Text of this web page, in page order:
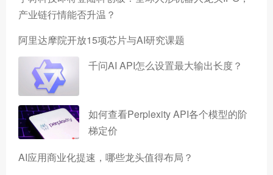
产业链行情能否升温？
阿里达摩院开放15项芯片与AI研究课题
千问AI API怎么设置最大输出长度？
如何查看Perplexity API各个模型的阶
梯定价
AI应用商业化提速，哪些龙头值得布局？